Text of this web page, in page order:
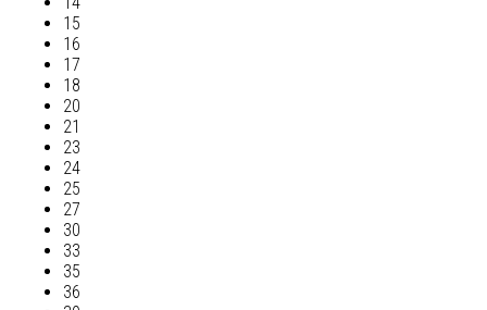
15
16
17
18
20
21
23
24
25
27
30
33
35
36